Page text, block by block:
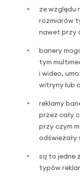
ze względu
rozmiarów
nawet przy
banery
tym
i wideo,
witryny lub
reklamy
przez cały
przy czym
odświeżały
są to jedne
typów